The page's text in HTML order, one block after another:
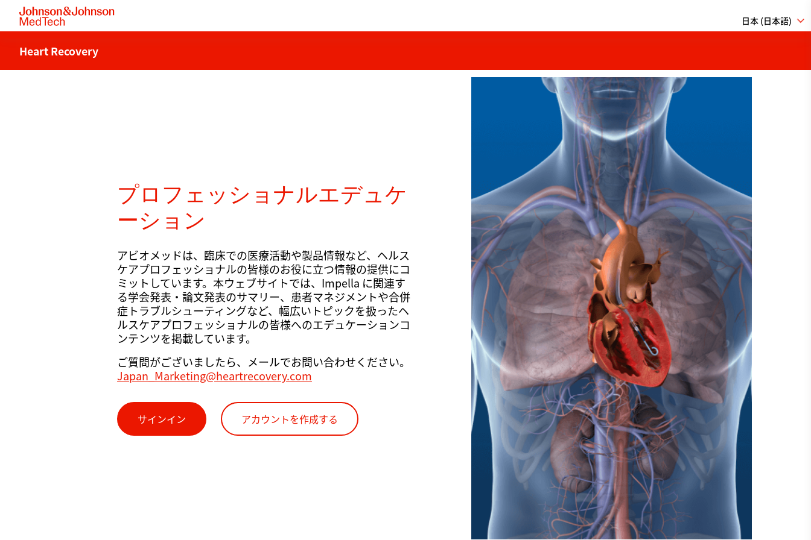
Heart Recovery
日本 (日本語)
プロフェッショナルエデュケ
ーション
アビオメッドは、臨床での医療活動や製品情報など、ヘルス
ケアプロフェッショナルの皆様のお役に立つ情報の提供にコ
ミットしています。本ウェブサイトでは、Impella に関連す
る学会発表・論文発表のサマリー、患者マネジメントや合併
症トラブルシューティングなど、幅広いトピックを扱ったヘ
ルスケアプロフェッショナルの皆様へのエデュケーションコ
ンテンツを掲載しています。
ご質問がございましたら、メールでお問い合わせください。
Japan_Marketing@heartrecovery.com